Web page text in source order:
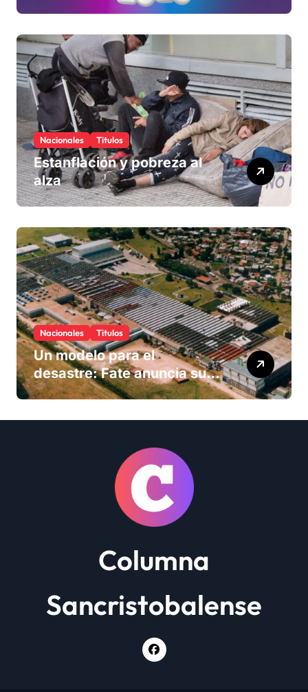
Nacionales Titulos
Estanflación y pobreza al
alza
Nacionales Titulos
Un modelo para el
desastre: Fate anuncia su
cierre definitivo y despide a
Columna
Sancristobalense